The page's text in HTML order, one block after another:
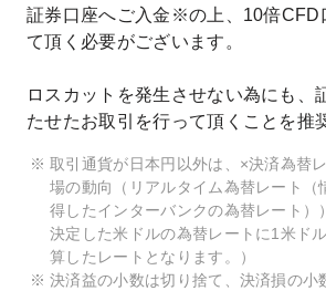
証券口座へご入金※の上、10倍CFD
て頂く必要がございます。
ロスカットを発生させない為にも、
たせたお取引を行って頂くことを推
取引通貨が日本円以外は、×決済為替
場の動向（リアルタイム為替レート（
得したインターバンクの為替レート）
決定した米ドルの為替レートに1米ド
算したレートとなります。）
決済益の小数は切り捨て、決済損の小